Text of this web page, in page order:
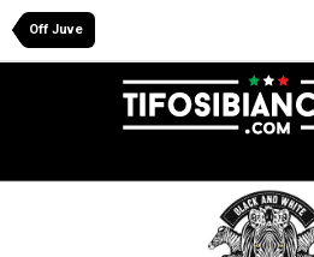
Off Juve